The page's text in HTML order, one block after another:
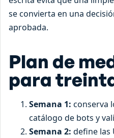
se convierta en una
aprobada.
Plan de
para
Semana 1: conserva
catálogo de bots y
Semana 2: define las